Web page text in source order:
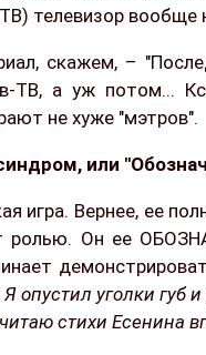
телевизор вообще
скажем, –
ТВ, а уж потом...
не хуже "мэтров".
или
игра. Вернее, ее
ролью. Он ее
опустил уголки
стихи Есенина